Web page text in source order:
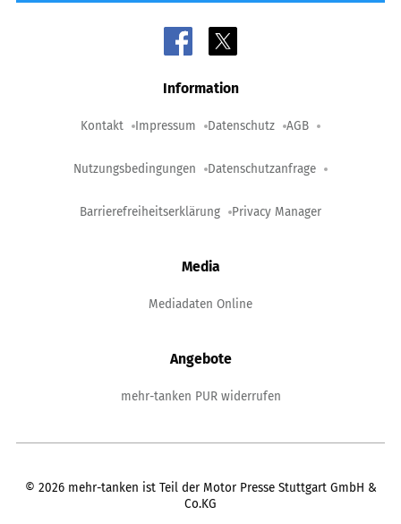
Information
Kontakt Impressum Datenschutz AGB
Nutzungsbedingungen Datenschutzanfrage
Barrierefreiheitserklärung Privacy Manager
Media
Mediadaten Online
Angebote
mehr-tanken PUR widerrufen
© 2026 mehr-tanken ist Teil der Motor Presse Stuttgart GmbH &
Co.KG